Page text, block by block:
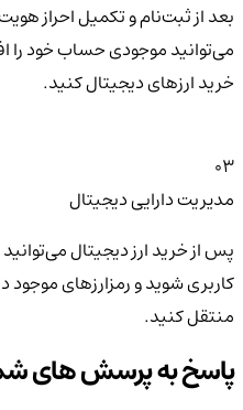
بعد از ثبت‌نام و تکمیل احراز هویت،
می‌توانید موجودی حساب خود را
خرید ارزهای دیجیتال کنید.
03
مدیریت دارایی دیجیتال
پس از خرید ارز دیجیتال
کاربری شوید و رمزارزهای موجود
منتقل کنید.
پاسخ به پرسش های